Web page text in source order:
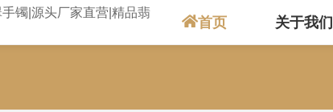
首页 关于我们